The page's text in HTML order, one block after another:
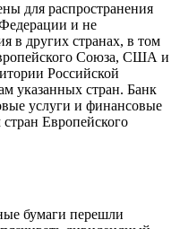
для распространения
и не
в других странах, в том
Союза, США и
Российской
указанных стран. Банк
услуги и финансовые
Европейского
бумаги перешли